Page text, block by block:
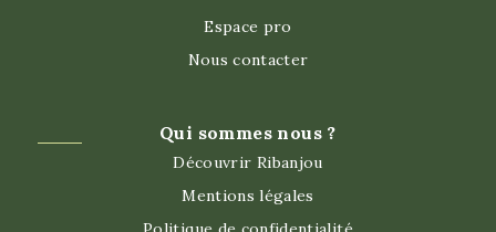
Espace pro
Nous contacter
Qui sommes nous ?
Découvrir Ribanjou
Mentions légales